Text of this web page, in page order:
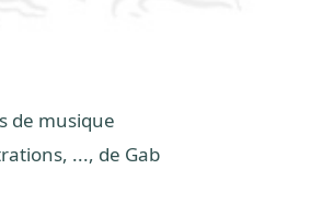
de musique
..., de Gab